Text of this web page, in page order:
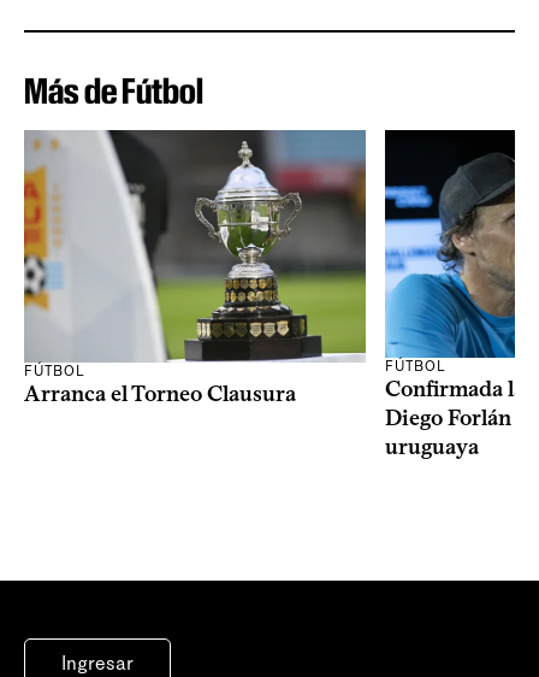
Más de Fútbol
FÚTBOL
Arranca el Torneo Clausura
FÚTBOL
Confirmada la
Diego Forlán
uruguaya
Ingresar